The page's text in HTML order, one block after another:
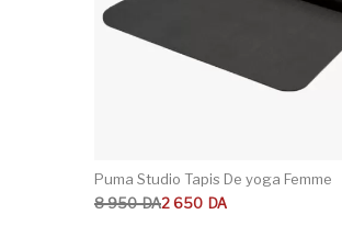
Puma Studio Tapis De yoga Femme
8 950 DA
Le prix initial était : 8 950DA.
2 650 DA
Le prix actuel est : 2 650DA.